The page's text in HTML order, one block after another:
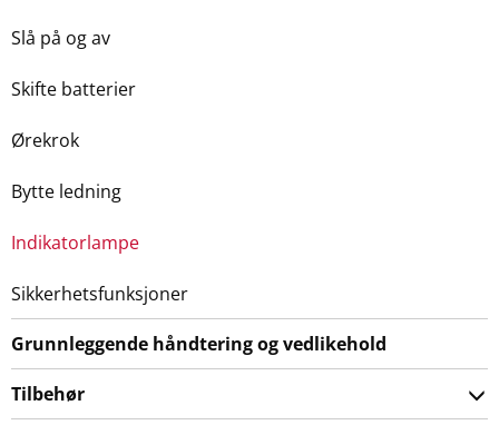
Slå på og av
Skifte batterier
Ørekrok
Bytte ledning
Indikatorlampe
Sikkerhetsfunksjoner
Grunnleggende håndtering og vedlikehold
Tilbehør